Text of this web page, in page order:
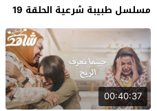
مسلسل طبيبة شرعية الحلقة 19
00:40:37